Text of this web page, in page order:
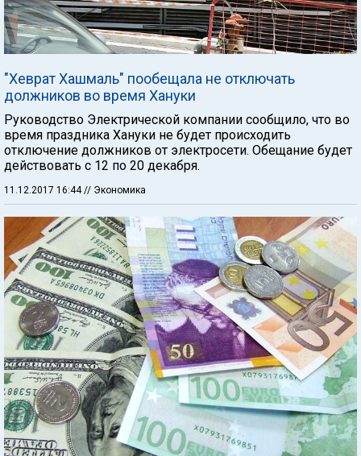
"Хеврат Хашмаль" пообещала не отключать
должников во время Хануки
Руководство Электрической компании сообщило, что во
время праздника Хануки не будет происходить
отключение должников от электросети. Обещание будет
действовать с 12 по 20 декабря.
11.12.2017 16:44 // Экономика